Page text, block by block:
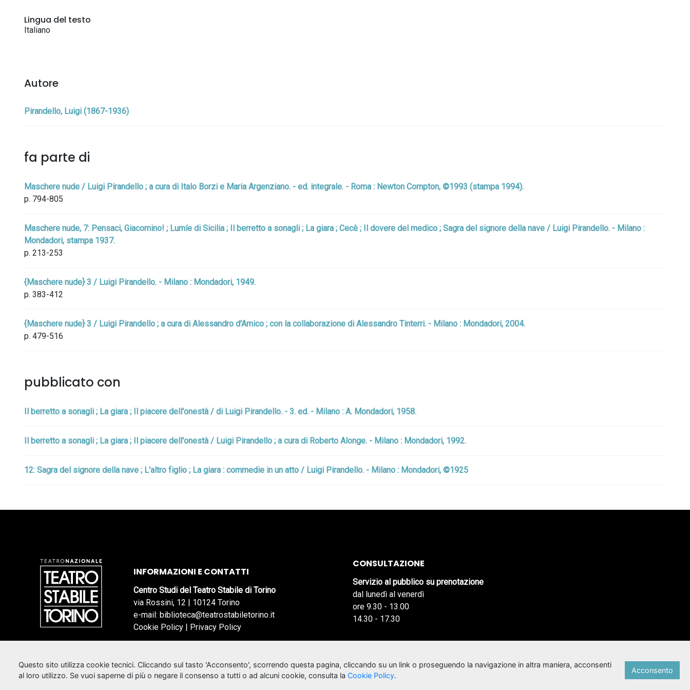
Lingua del testo
Italiano
Autore
Pirandello, Luigi (1867-1936)
fa parte di
Maschere nude / Luigi Pirandello ; a cura di Italo Borzi e Maria Argenziano. - ed. integrale. - Roma : Newton Compton, ©1993 (stampa 1994).
p. 794-805
Maschere nude, 7: Pensaci, Giacomino! ; Lumíe di Sicilia ; Il berretto a sonagli ; La giara ; Cecè ; Il dovere del medico ; Sagra del signore della nave / Luigi Pirandello. - Milano :
Mondadori, stampa 1937.
p. 213-253
{Maschere nude} 3 / Luigi Pirandello. - Milano : Mondadori, 1949.
p. 383-412
{Maschere nude} 3 / Luigi Pirandello ; a cura di Alessandro d'Amico ; con la collaborazione di Alessandro Tinterri. - Milano : Mondadori, 2004.
p. 479-516
pubblicato con
Il berretto a sonagli ; La giara ; Il piacere dell'onestà / di Luigi Pirandello. - 3. ed. - Milano : A. Mondadori, 1958.
Il berretto a sonagli ; La giara ; Il piacere dell'onestà / Luigi Pirandello ; a cura di Roberto Alonge. - Milano : Mondadori, 1992.
12: Sagra del signore della nave ; L'altro figlio ; La giara : commedie in un atto / Luigi Pirandello. - Milano : Mondadori, ©1925
INFORMAZIONI E CONTATTI
Centro Studi del Teatro Stabile di Torino
via Rossini, 12 | 10124 Torino
e-mail: biblioteca@teatrostabiletorino.it
Cookie Policy | Privacy Policy
CONSULTAZIONE
Servizio al pubblico su prenotazione
dal lunedì al venerdì
ore 9.30 - 13.00
14.30 - 17.30
Questo sito utilizza cookie tecnici. Cliccando sul tasto 'Acconsento', scorrendo questa pagina, cliccando su un link o proseguendo la navigazione in altra maniera, acconsenti
al loro utilizzo. Se vuoi saperne di più o negare il consenso a tutti o ad alcuni cookie, consulta la Cookie Policy.
Acconsento